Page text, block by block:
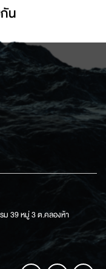
น
ม 39 หมู่ 3 ต.คลองห้า